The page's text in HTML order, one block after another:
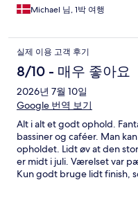
Michael 님, 1박 여행
실제 이용 고객 후기
8/10 - 매우 좋아요
2026년 7월 10일
Google 번역 보기
Alt i alt et godt ophold.
bassiner og caféer. Man
opholdet. Lidt øv at den
er midt i juli. Værelset var
Kun godt bruge lidt finish,